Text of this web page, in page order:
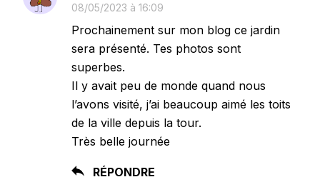
08/05/2023 à 16:09
Prochainement sur mon blog ce jardin
sera présenté. Tes photos sont
superbes.
Il y avait peu de monde quand nous
l’avons visité, j’ai beaucoup aimé les toits
de la ville depuis la tour.
Très belle journée
RÉPONDRE